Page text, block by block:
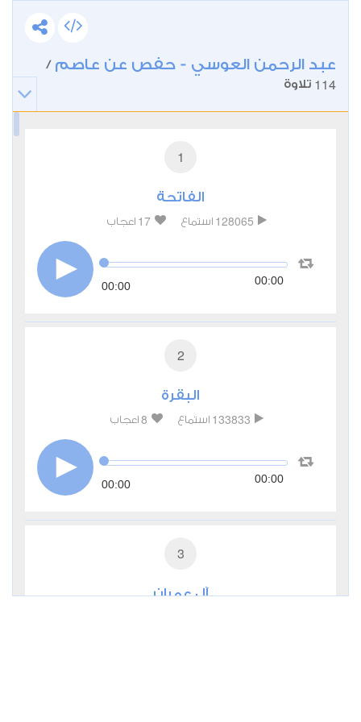
عبد الرحمن العوسي - حفص عن عاصم /
114 تلاوة
1
الفاتحة
128065 استماع 17 اعجاب
00:00 00:00
2
البقرة
133833 استماع 8 اعجاب
00:00 00:00
3
آل عمران